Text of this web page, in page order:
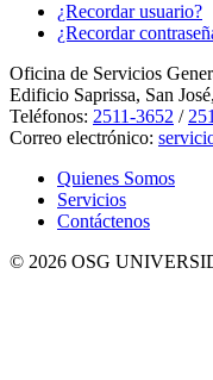
¿Recordar usuario?
¿Recordar
Oficina de Servicios
Edificio Saprissa, San
Teléfonos: 2511-3652 /
Correo electrónico:
Quienes Somos
Servicios
Contáctenos
© 2026 OSG